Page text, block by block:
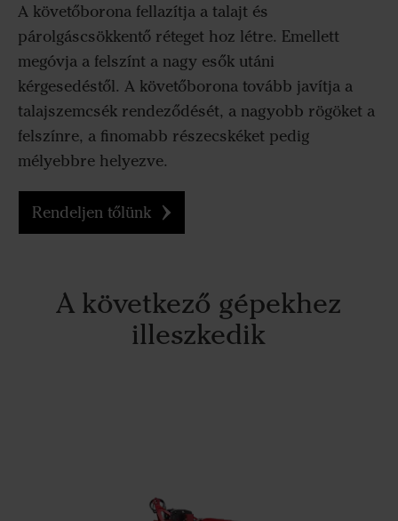
A követőborona fellazítja a talajt és
párolgáscsökkentő réteget hoz létre. Emellett
megóvja a felszínt a nagy esők utáni
kérgesedéstől. A követőborona tovább javítja a
talajszemcsék rendeződését, a nagyobb rögöket a
felszínre, a finomabb részecskéket pedig
mélyebbre helyezve.
Rendeljen tőlünk
A következő gépekhez
illeszkedik